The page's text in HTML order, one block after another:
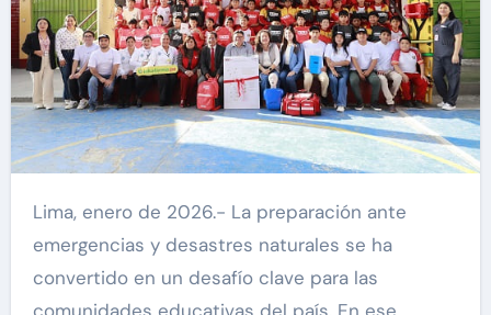
Lima, enero de 2026.- La preparación ante
emergencias y desastres naturales se ha
convertido en un desafío clave para las